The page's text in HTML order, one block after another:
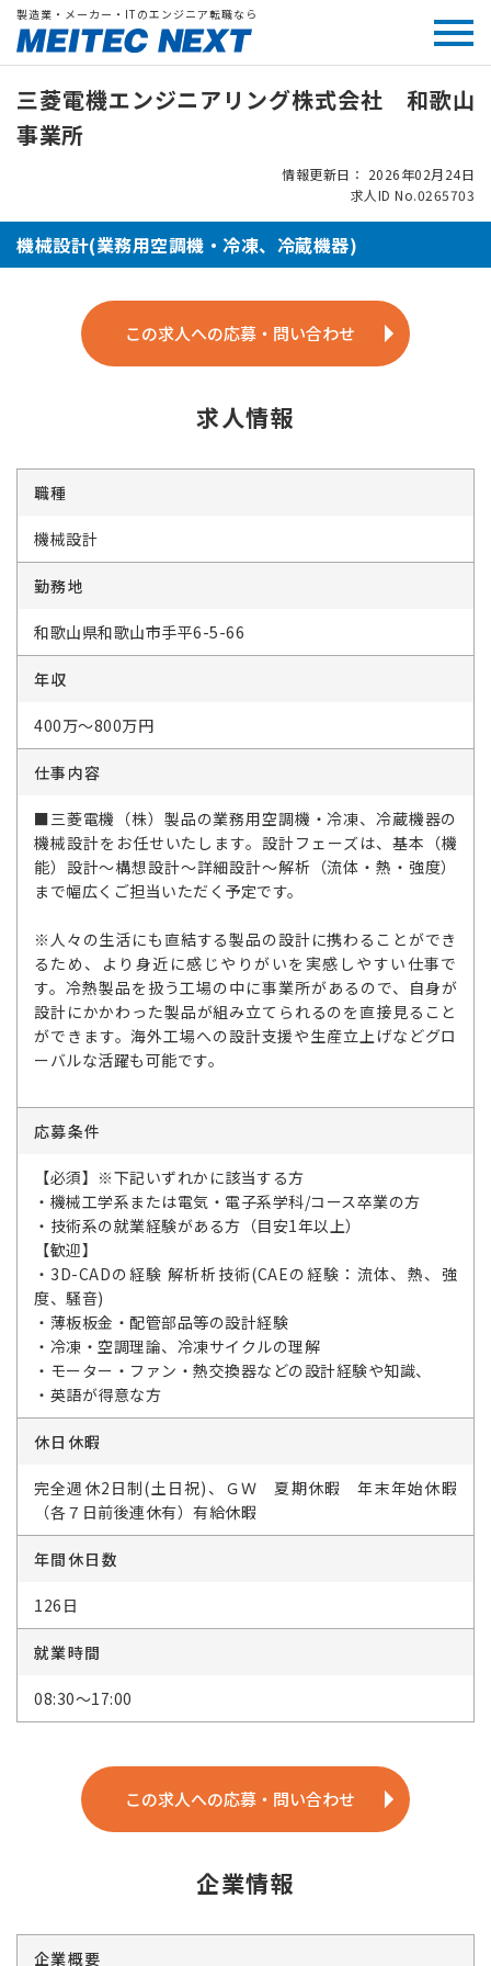
製造業・メーカー・ITのエンジニア転職なら
三菱電機エンジニアリング株式会社 和歌山
事業所
情報更新日： 2026年02月24日
求人ID No.0265703
機械設計(業務用空調機・冷凍、冷蔵機器)
この求人への応募・問い合わせ
求人情報
職種
機械設計
勤務地
和歌山県和歌山市手平6-5-66
年収
400万～800万円
仕事内容
■三菱電機（株）製品の業務用空調機・冷凍、冷蔵機器の
機械設計をお任せいたします。設計フェーズは、基本（機
能）設計～構想設計～詳細設計～解析（流体・熱・強度）
まで幅広くご担当いただく予定です。
※人々の生活にも直結する製品の設計に携わることができ
るため、より身近に感じやりがいを実感しやすい仕事で
す。冷熱製品を扱う工場の中に事業所があるので、自身が
設計にかかわった製品が組み立てられるのを直接見ること
ができます。海外工場への設計支援や生産立上げなどグロ
ーバルな活躍も可能です。
応募条件
【必須】※下記いずれかに該当する方
・機械工学系または電気・電子系学科/コース卒業の方
・技術系の就業経験がある方（目安1年以上）
【歓迎】
・3D-CADの経験 解析析技術(CAEの経験：流体、熱、強
度、騒音)
・薄板板金・配管部品等の設計経験
・冷凍・空調理論、冷凍サイクルの理解
・モーター・ファン・熱交換器などの設計経験や知識、
・英語が得意な方
休日休暇
完全週休2日制(土日祝)、ＧＷ 夏期休暇 年末年始休暇
（各７日前後連休有）有給休暇
年間休日数
126日
就業時間
08:30～17:00
この求人への応募・問い合わせ
企業情報
企業概要